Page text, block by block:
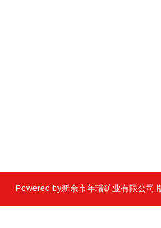
Powered by新余市年瑞矿业有限公司